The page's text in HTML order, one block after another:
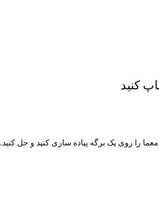
کنید
معما را روی یک برگه پیاده سازی کنید و حل کنید.